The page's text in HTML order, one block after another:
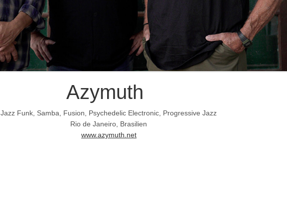
Azymuth
Jazz Funk, Samba, Fusion, Psychedelic Electronic, Progressive Jazz
Rio de Janeiro, Brasilien
www.azymuth.net